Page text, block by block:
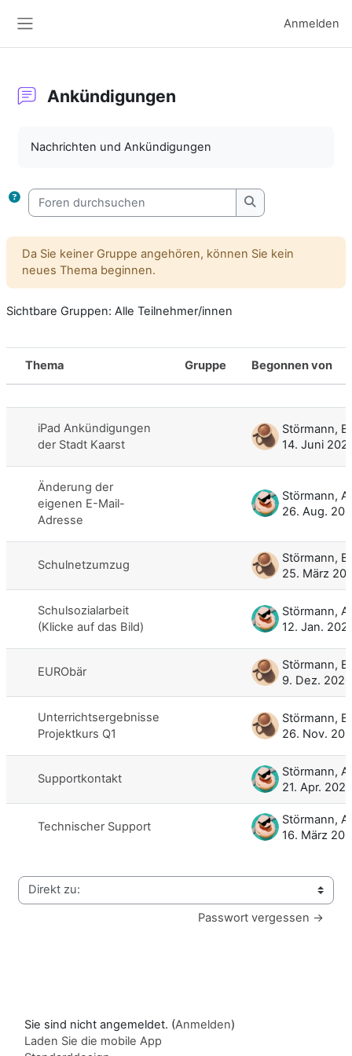
Anmelden
Ankündigungen
Nachrichten und Ankündigungen
Foren durchsuchen
Foren
Da Sie keiner Gruppe angehören, können Sie kein
neues Thema beginnen.
Sichtbare Gruppen: Alle Teilnehmer/innen
Status
Thema Gruppe Begonnen von
iPad Ankündigungen
der Stadt Kaarst
14. Juni
Änderung der
eigenen E-Mail-
Adresse
Störmann,
26. Aug.
Schulnetzumzug
25. März
Schulsozialarbeit
(Klicke auf das Bild)
Störmann,
12. Jan.
EURObär
9. Dez. 2020
Unterrichtsergebnisse
Projektkurs Q1
26. Nov.
Supportkontakt
Störmann,
21. Apr. 2020
Technischer Support
Störmann,
16. März
Direkt zu:
Passwort vergessen →
Sie sind nicht angemeldet. (Anmelden)
Laden Sie die mobile App